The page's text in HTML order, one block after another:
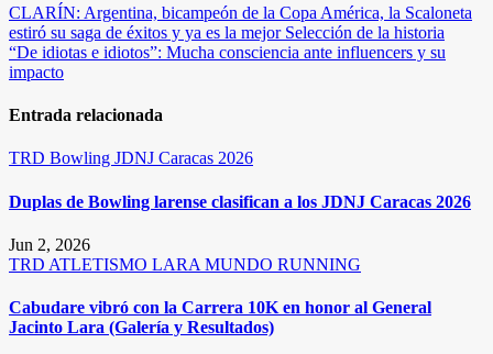
Navegación
de
entradas
CLARÍN: Argentina, bicampeón de la Copa América, la Scaloneta
estiró su saga de éxitos y ya es la mejor Selección de la historia
“De idiotas e idiotos”: Mucha consciencia ante influencers y su
impacto
Entrada relacionada
TRD Bowling JDNJ Caracas 2026
Duplas de Bowling larense clasifican a los JDNJ Caracas 2026
Jun 2, 2026
TRD ATLETISMO LARA MUNDO RUNNING
Cabudare vibró con la Carrera 10K en honor al General
Jacinto Lara (Galería y Resultados)